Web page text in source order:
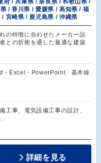
/ 香川県 / 愛媛県 / 高知県 / 福
宮崎県 / 鹿児島県 / 沖縄県
の特徴に合わせたメーカー設
との折衝を通した最適な建築
・Excel・PowerPoint 基本操
工事、電気設備工事の設計、
詳細を見る